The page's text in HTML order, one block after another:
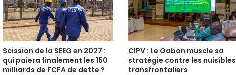
Libreville : plus d’une tonne de
cannabis saisie
Gabon : 1 664 délégués élus lors des
Scission de la SEEG en 2027 :
qui paiera finalement les 150
milliards de FCFA de dette ?
CIPV : Le Gabon muscle sa
stratégie contre les nuisibles
transfrontaliers